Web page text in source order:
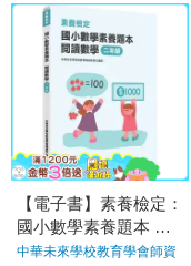
【電子書】素養檢定：
國小數學素養題本 閱
讀數學（二年級）
中華未來學校教育學會師資